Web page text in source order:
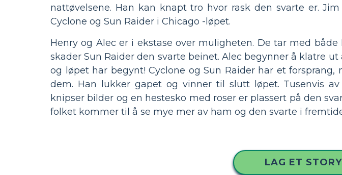
nattøvelsene. Han kan knapt tro hvor rask den svarte er.
Cyclone og Sun Raider i Chicago -løpet.
Henry og Alec er i ekstase over muligheten. De tar med
skader Sun Raider den svarte beinet. Alec begynner å klatre
og løpet har begynt! Cyclone og Sun Raider har et
dem. Han lukker gapet og vinner til slutt løpet. Tusenvis
knipser bilder og en hestesko med roser er plassert på den
folket kommer til å se mye mer av ham og den svarte i
LAG ET